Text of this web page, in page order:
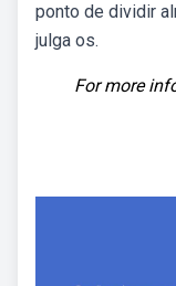
ponto de dividir
julga os.
For more